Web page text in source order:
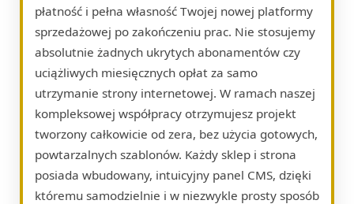
płatność i pełna własność Twojej nowej platformy
sprzedażowej po zakończeniu prac. Nie stosujemy
absolutnie żadnych ukrytych abonamentów czy
uciążliwych miesięcznych opłat za samo
utrzymanie strony internetowej. W ramach naszej
kompleksowej współpracy otrzymujesz projekt
tworzony całkowicie od zera, bez użycia gotowych,
powtarzalnych szablonów. Każdy sklep i strona
posiada wbudowany, intuicyjny panel CMS, dzięki
któremu samodzielnie i w niezwykle prosty sposób